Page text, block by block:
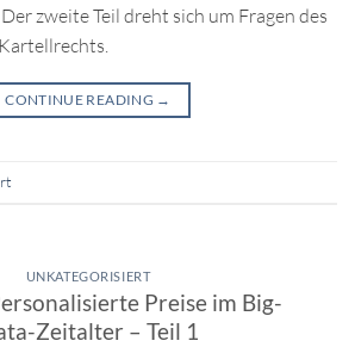
zweite Teil dreht sich um Fragen des
CONTINUE READING →
UNKATEGORISIERT
Preise im Big-
Zeitalter – Teil 1